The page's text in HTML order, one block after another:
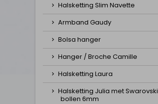
Halsketting Slim Navette
Armband Gaudy
Bolsa hanger
Hanger / Broche Camille
Halsketting Laura
Halsketting Julia met Swarovski
bollen 6mm